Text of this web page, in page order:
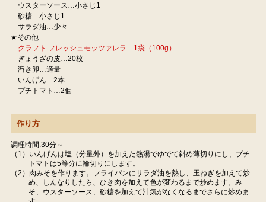
ウスターソース…小さじ1
砂糖…小さじ1
サラダ油…少々
★その他
クラフト フレッシュモッツァレラ…1袋（100g）
ぎょうざの皮…20枚
溶き卵…適量
いんげん…2本
プチトマト…2個
作り方
調理時間:30分～
（1）いんげんは塩（分量外）を加えた熱湯でゆでて斜め薄切りにし、プチ
トマトは5等分に輪切りにします。
（2）肉みそを作ります。フライパンにサラダ油を熱し、玉ねぎを加えて炒
め、しんなりしたら、ひき肉を加えて色が変わるまで炒めます。み
そ、ウスターソース、砂糖を加えて汁気がなくなるまでさらに炒めま